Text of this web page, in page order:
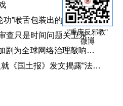
"重庆反邪教"
微博
”喉舌包装出的“中国专家”
卫东认罪牵出与《大纪元时报》资金链条
为全球网络治理敲响警钟
发文揭露“法轮功”邪教本质答记者问